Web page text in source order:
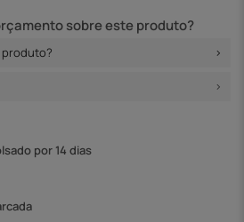
sobre este produto?
por 14 dias